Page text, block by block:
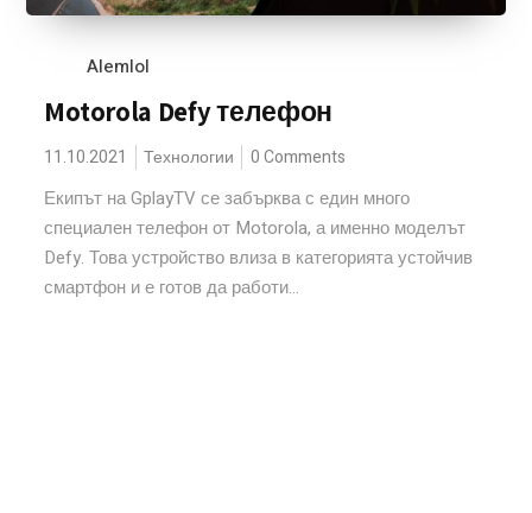
Alemlol
Motorola Defy телефон
11.10.2021 Технологии 0 Comments
Екипът на GplayTV се забърква с един много
специален телефон от Motorola, а именно моделът
Defy. Това устройство влиза в категорията устойчив
смартфон и е готов да работи...